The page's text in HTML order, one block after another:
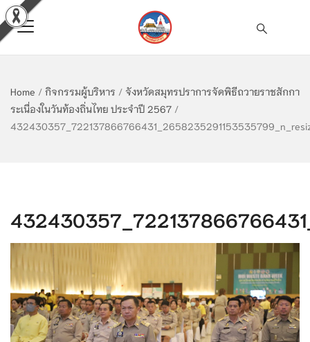
Home / กิจกรรมผู้บริหาร / จังหวัดสมุทรปราการจัดพิธีถวายราชสักกา
ระเนื่องในวันท้องถิ่นไทย ประจำปี 2567 /